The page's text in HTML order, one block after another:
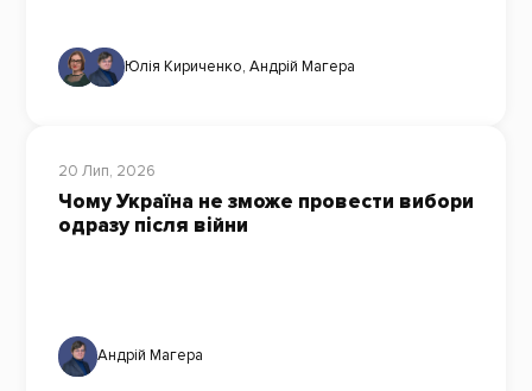
Юлія Кириченко, Андрій Магера
20 Лип, 2026
Чому Україна не зможе провести вибори
одразу після війни
Андрій Магера